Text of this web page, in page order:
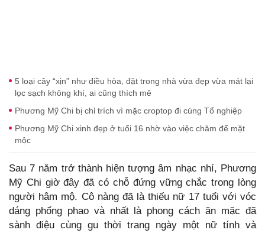
5 loại cây “xịn” như điều hòa, đặt trong nhà vừa đẹp vừa mát lại
lọc sạch không khí, ai cũng thích mê
Phương Mỹ Chi bị chỉ trích vì mặc croptop đi cúng Tổ nghiệp
Phương Mỹ Chi xinh đẹp ở tuổi 16 nhờ vào việc chăm để mặt
mộc
Sau 7 năm trở thành hiện tượng âm nhạc nhí, Phương
Mỹ Chi giờ đây đã có chỗ đứng vững chắc trong lòng
người hâm mộ. Cô nàng đã là thiếu nữ 17 tuổi với vóc
dáng phổng phao và nhất là phong cách ăn mặc đã
sành điệu cùng gu thời trang ngày một nữ tính và